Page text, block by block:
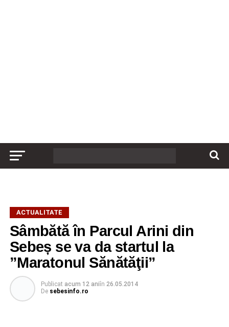
ACTUALITATE
Sâmbătă în Parcul Arini din
Sebeș se va da startul la
”Maratonul Sănătăţii”
Publicat acum 12 aniîn 26.05.2014
De sebesinfo.ro